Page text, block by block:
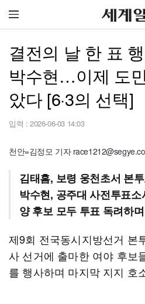
결전의 날 한 표
박수현…이제 도
았다 [6·3의 선택]
입력 : 2026-06-03 14:03
천안=김정모 기자
김태흠, 보령 웅천초서 본
박수현, 공주대 사전투표
양 후보 모두 투표 독려하
제9회 전국동시지방선거 본
사 선거에 출마한 여야 후보
를 행사하며 마지막 지지 호